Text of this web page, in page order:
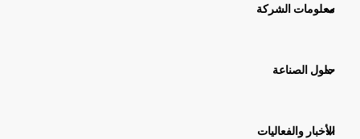
معلومات الشركة
حلول الصناعة
الأخبار والفعاليات